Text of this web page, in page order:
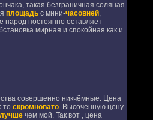
такая безграничная соляная
площадьс мини-часовней,
народ постоянно оставляет
мирная и спокойная как и
совершенно никчёмные. Цена
то скромновато. Высоченную цену
чем мой. Так вот , цена